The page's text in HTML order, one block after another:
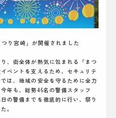
お問い合わせ
り宮崎」が開催されました
、街全体が熱気に包まれる「まつ
ベントを支えるため、セキュリテ
は、地域の安全を守るために全力
年も、総勢46名の警備スタッフ
の警備までを徹底的に行い、祭り
。